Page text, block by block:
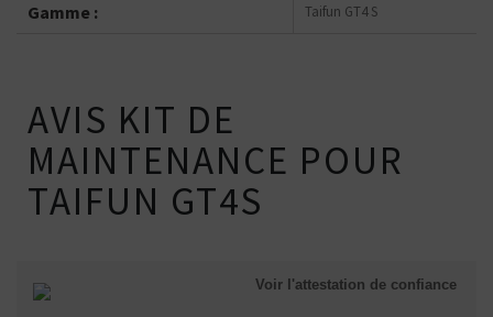
Gamme : Taifun GT4 S
AVIS KIT DE
MAINTENANCE POUR
TAIFUN GT4S
Voir l'attestation de confiance